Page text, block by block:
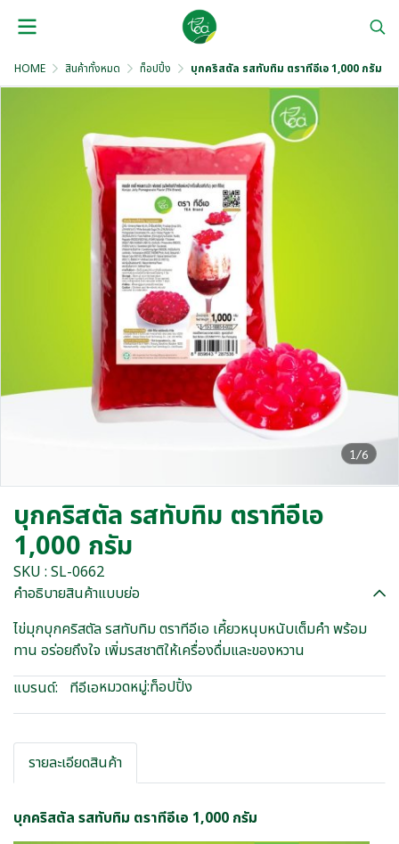
HOME สินค้าทั้งหมด ท็อปปิ้ง บุกคริสตัล รสทับทิม ตราทีอีเอ 1,000 กรัม
1/6
บุกคริสตัล รสทับทิม ตราทีอีเอ
1,000 กรัม
SKU : SL-0662
คำอธิบายสินค้าแบบย่อ
ไข่มุกบุกคริสตัล รสทับทิม ตราทีอีเอ เคี้ยวหนุบหนับเต็มคำ พร้อม
ทาน อร่อยถึงใจ เพิ่มรสชาติให้เครื่องดื่มและของหวาน
แบรนด์:
ทีอีเอหมวดหมู่:ท็อปปิ้ง
รายละเอียดสินค้า
บุกคริสตัล รสทับทิม ตราทีอีเอ 1,000 กรัม